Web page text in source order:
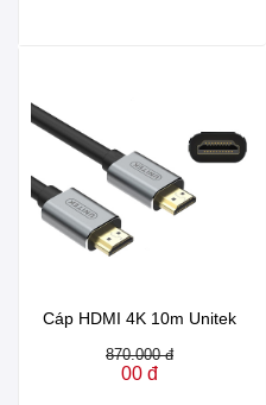
Cáp HDMI 4K 10m Unitek
870.000 đ
00 đ